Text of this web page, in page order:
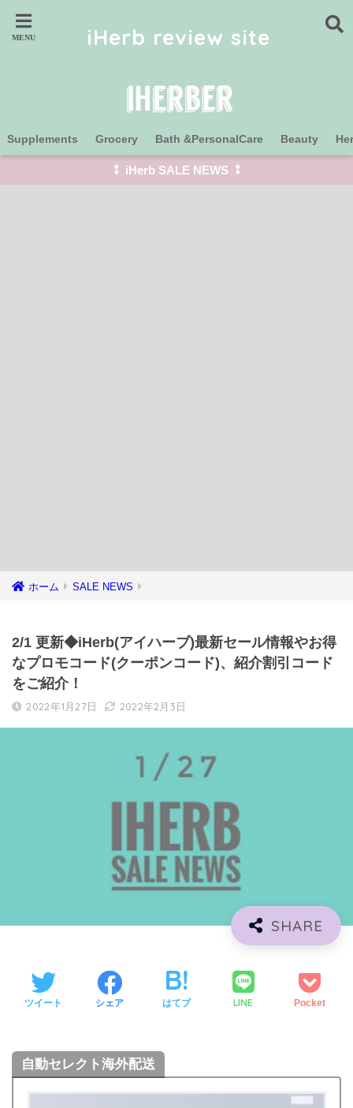
iHerb review site
Supplements Grocery Bath &PersonalCare Beauty
⁑ iHerb SALE NEWS ⁑
ホーム SALE NEWS
2/1 更新◆iHerb(アイハーブ)最新セール情報やお得
なプロモコード(クーポンコード)、紹介割引コード
をご紹介！
2022年1月27日 2022年2月3日
ツイート シェア はてブ LINE Pocket
自動セレクト海外配送